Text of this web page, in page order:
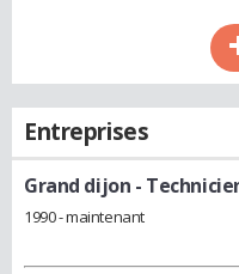
Entreprises
Grand dijon -
1990 - maintenant